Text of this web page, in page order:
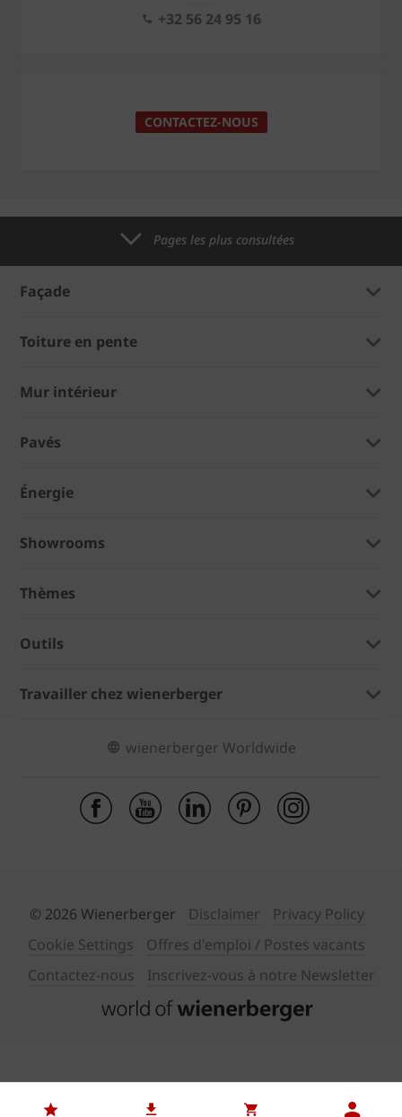
+32 56 24 95 16
CONTACTEZ-NOUS
Pages les plus consultées
Façade
Toiture en pente
Mur intérieur
Pavés
Énergie
Showrooms
Thèmes
Outils
Travailler chez wienerberger
wienerberger Worldwide
© 2026 Wienerberger Disclaimer
Privacy Policy
Cookie Settings
Offres d'emploi / Postes vacants
Contactez-nous
Inscrivez-vous à notre Newsletter